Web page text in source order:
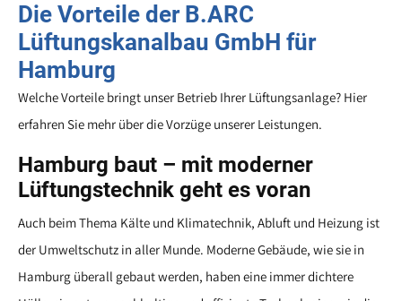
Die Vorteile der B.ARC
Lüftungskanalbau GmbH für
Hamburg
Welche Vorteile bringt unser Betrieb Ihrer Lüftungsanlage? Hier
erfahren Sie mehr über die Vorzüge unserer Leistungen.
Hamburg baut – mit moderner
Lüftungstechnik geht es voran
Auch beim Thema Kälte und Klimatechnik, Abluft und Heizung ist
der Umweltschutz in aller Munde. Moderne Gebäude, wie sie in
Hamburg überall gebaut werden, haben eine immer dichtere